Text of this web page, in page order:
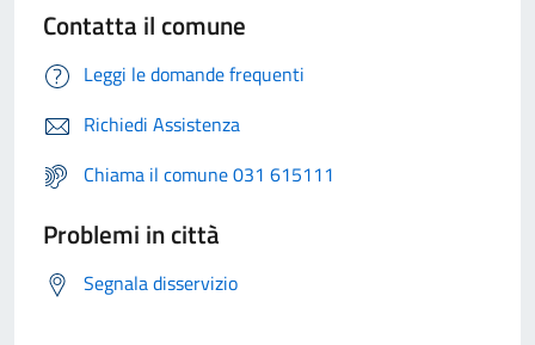
Contatta il comune
Leggi le domande frequenti
Richiedi Assistenza
Chiama il comune 031 615111
Problemi in città
Segnala disservizio